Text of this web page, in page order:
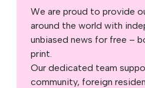
We are proud to provide
around the world with
unbiased news for free –
print.
Our dedicated team
community, foreign